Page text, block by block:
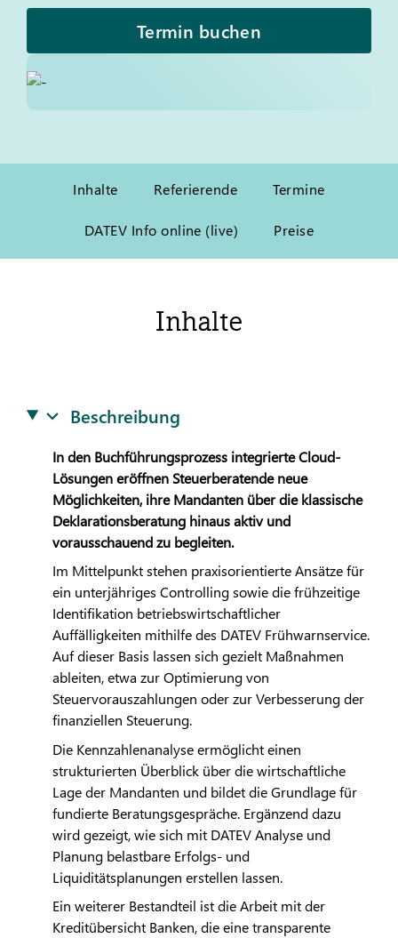
Termin buchen
Inhalte Referierende Termine
DATEV Info online (live) Preise
Inhalte
Beschreibung
In den Buchführungsprozess integrierte Cloud-
Lösungen eröffnen Steuerberatende neue
Möglichkeiten, ihre Mandanten über die klassische
Deklarationsberatung hinaus aktiv und
vorausschauend zu begleiten.
Im Mittelpunkt stehen praxisorientierte Ansätze für
ein unterjähriges Controlling sowie die frühzeitige
Identifikation betriebswirtschaftlicher
Auffälligkeiten mithilfe des DATEVFrühwarnservice.
Auf dieser Basis lassen sich gezielt Maßnahmen
ableiten, etwa zur Optimierung von
Steuervorauszahlungen oder zur Verbesserung der
finanziellen Steuerung.
Die Kennzahlenanalyse ermöglicht einen
strukturierten Überblick über die wirtschaftliche
Lage der Mandanten und bildet die Grundlage für
fundierte Beratungsgespräche. Ergänzend dazu
wird gezeigt, wie sich mit DATEVAnalyse und
Planung belastbare Erfolgs- und
Liquiditätsplanungen erstellen lassen.
Ein weiterer Bestandteil ist die Arbeit mit der
Kreditübersicht Banken, die eine transparente